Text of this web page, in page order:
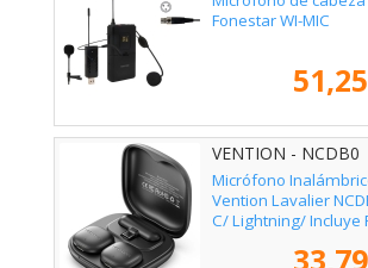
Fonestar WI-MIC
VENTION - NCDB0
Micrófono
Vention Lavalier
C/ Lightning/ Incluye